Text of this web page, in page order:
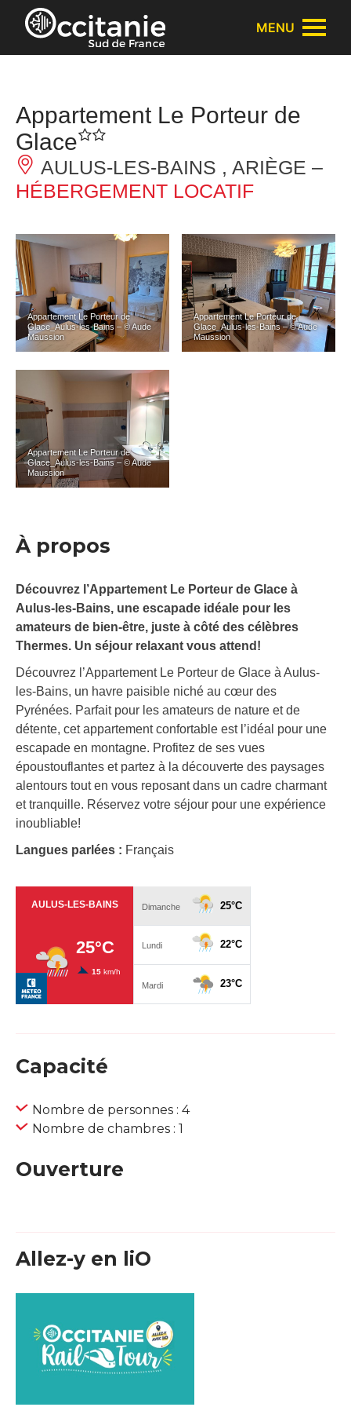
Panneau de gestion des cookies
MENU
Appartement Le Porteur de
Glace
AULUS-LES-BAINS , ARIÈGE –
HÉBERGEMENT LOCATIF
Appartement Le Porteur de
Glace_Aulus-les-Bains – © Aude
Maussion
Appartement Le Porteur de
Glace_Aulus-les-Bains – © Aude
Maussion
Appartement Le Porteur de
Glace_Aulus-les-Bains – © Aude
Maussion
À propos
Découvrez l’Appartement Le Porteur de Glace à
Aulus-les-Bains, une escapade idéale pour les
amateurs de bien-être, juste à côté des célèbres
Thermes. Un séjour relaxant vous attend!
Découvrez l’Appartement Le Porteur de Glace à Aulus-
les-Bains, un havre paisible niché au cœur des
Pyrénées. Parfait pour les amateurs de nature et de
détente, cet appartement confortable est l’idéal pour une
escapade en montagne. Profitez de ses vues
époustouflantes et partez à la découverte des paysages
alentours tout en vous reposant dans un cadre charmant
et tranquille. Réservez votre séjour pour une expérience
inoubliable!
Langues parlées : Français
Capacité
Nombre de personnes : 4
Nombre de chambres : 1
Ouverture
Allez-y en liO